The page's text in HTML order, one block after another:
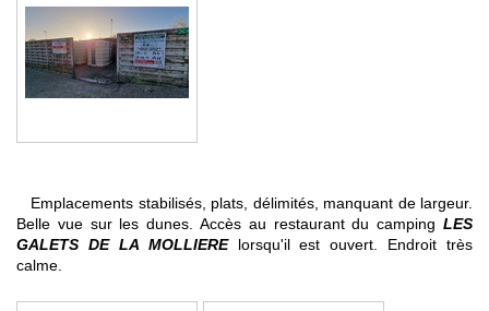
Emplacements stabilisés, plats, délimités, manquant de largeur.
Belle vue sur les dunes. Accès au restaurant du camping LES
GALETS DE LA MOLLIERElorsqu'il est ouvert. Endroit très
calme.